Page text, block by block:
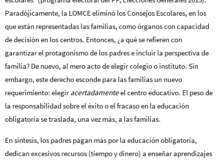
Paradójicamente, la LOMCE eliminó los Consejos Escolares, en los
que están representadas las familias, como órganos con capacidad
de decisión en los centros. Entonces, ¿a qué se refieren con
garantizar el protagonismo de los padres e incluir la perspectiva de
familia? De nuevo, al mero acto de elegir colegio o instituto. Sin
embargo, este derecho esconde para las familias un nuevo
requerimiento: elegiracertadamenteel centro educativo. El peso de
la responsabilidad sobre el éxito o el fracaso en la educación
obligatoria se traslada, una vez más, a las familias.
En síntesis, los padres pagan más por la educación obligatoria,
dedican excesivos recursos (tiempo y dinero) a enseñar aprendizajes